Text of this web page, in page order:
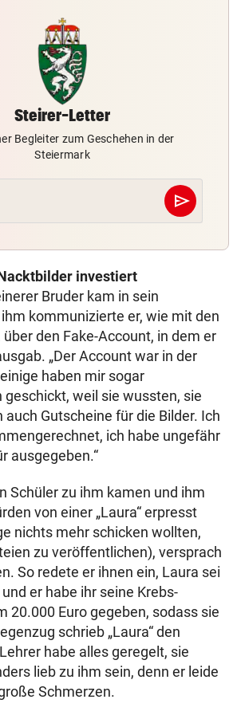
Steirer-Letter
Begleiter zum Geschehen in der
Steiermark
send
Abschicken
investiert
Bruder kam in sein
kommunizierte er, wie mit den
den Fake-Account, in dem er
„Der Account war in der
haben mir sogar
weil sie wussten, sie
auch Gutscheine für die Bilder. Ich
ich habe ungefähr
ausgegeben.“
Schüler zu ihm kamen und ihm
von einer „Laura“ erpresst
nichts mehr schicken wollten,
zu veröffentlichen), versprach
So redete er ihnen ein, Laura sei
er habe ihr seine Krebs-
20.000 Euro gegeben, sodass sie
schrieb „Laura“ den
habe alles geregelt, sie
lieb zu ihm sein, denn er leide
Schmerzen.